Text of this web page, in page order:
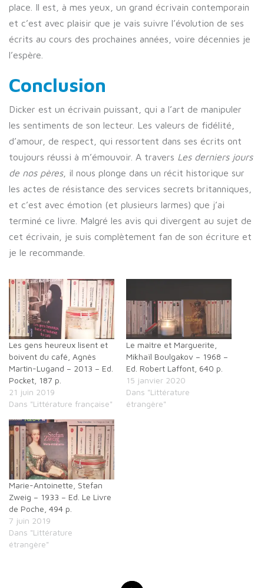
place. Il est, à mes yeux, un grand écrivain contemporain
et c’est avec plaisir que je vais suivre l’évolution de ses
écrits au cours des prochaines années, voire décennies je
l’espère.
Conclusion
Dicker est un écrivain puissant, qui a l’art de manipuler
les sentiments de son lecteur. Les valeurs de fidélité,
d’amour, de respect, qui ressortent dans ses écrits ont
toujours réussi à m’émouvoir. A travers Les derniers jours
de nos pères, il nous plonge dans un récit historique sur
les actes de résistance des services secrets britanniques,
et c’est avec émotion (et plusieurs larmes) que j’ai
terminé ce livre. Malgré les avis qui divergent au sujet de
cet écrivain, je suis complètement fan de son écriture et
je le recommande.
Les gens heureux lisent et
boivent du café, Agnès
Martin-Lugand – 2013 – Ed.
Pocket, 187 p.
21 juin 2019
Dans "Littérature française"
Le maître et Marguerite,
Mikhaïl Boulgakov – 1968 –
Ed. Robert Laffont, 640 p.
15 janvier 2020
Dans "Littérature
étrangère"
Marie-Antoinette, Stefan
Zweig – 1933 – Ed. Le Livre
de Poche, 494 p.
7 juin 2019
Dans "Littérature
étrangère"